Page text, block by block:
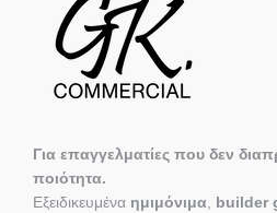
Για επαγγελματίες που δεν
ποιότητα.
Εξειδικευμένα ημιμόνιμα, builder